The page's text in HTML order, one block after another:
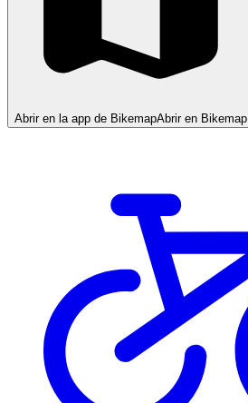
Abrir en la app de BikemapAbrir en Bikemap